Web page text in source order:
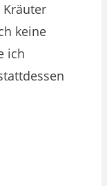
Kräuter
keine
ich